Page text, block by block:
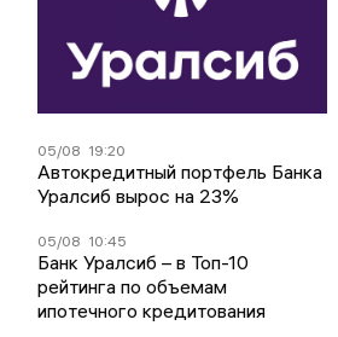
05/08 19:20
Автокредитный портфель Банка
Уралсиб вырос на 23%
05/08 10:45
Банк Уралсиб – в Топ-10
рейтинга по объемам
ипотечного кредитования